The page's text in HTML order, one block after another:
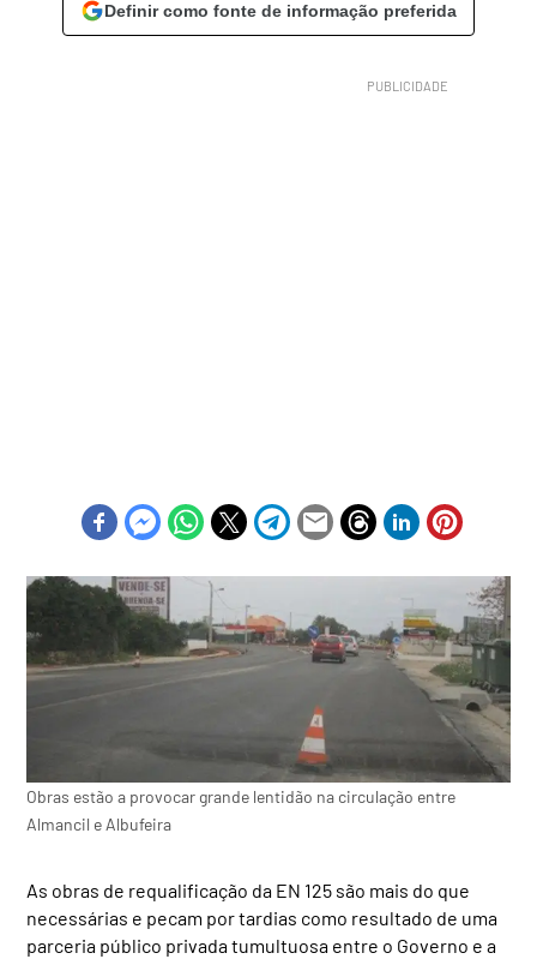
Definir como fonte de informação preferida
Obras estão a provocar grande lentidão na circulação entre
Almancil e Albufeira
As obras de requalificação da EN 125 são mais do que
necessárias e pecam por tardias como resultado de uma
parceria público privada tumultuosa entre o Governo e a